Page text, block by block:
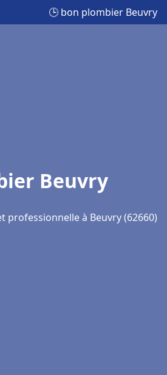
🕒 bon plombier Beuvry
Beuvry
professionnelle à Beuvry (62660)